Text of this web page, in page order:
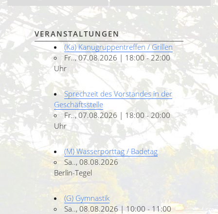
VERANSTALTUNGEN
(Ka) Kanugruppentreffen / Grillen
Fr.., 07.08.2026 | 18:00 - 22:00
Uhr
Sprechzeit des Vorstandes in der
Geschäftsstelle
Fr.., 07.08.2026 | 18:00 - 20:00
Uhr
(M) Wasserporttag / Badetag
Sa.., 08.08.2026
Berlin-Tegel
(G) Gymnastik
Sa.., 08.08.2026 | 10:00 - 11:00